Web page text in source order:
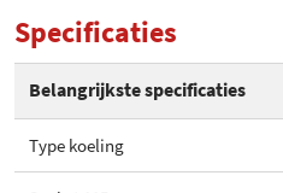
Specificaties
Belangrijkste specificaties
Type koeling